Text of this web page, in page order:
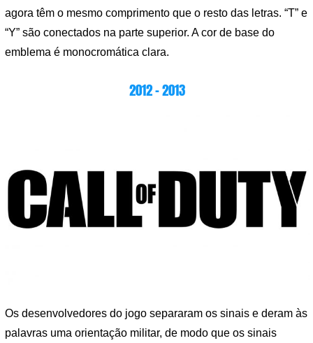
agora têm o mesmo comprimento que o resto das letras. “T” e
“Y” são conectados na parte superior. A cor de base do
emblema é monocromática clara.
2012 – 2013
Os desenvolvedores do jogo separaram os sinais e deram às
palavras uma orientação militar, de modo que os sinais